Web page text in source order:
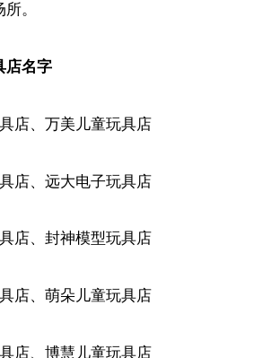
。
店名字
店、万美儿童玩具店
店、远大电子玩具店
店、封神模型玩具店
店、萌朵儿童玩具店
店、博慧儿童玩具店